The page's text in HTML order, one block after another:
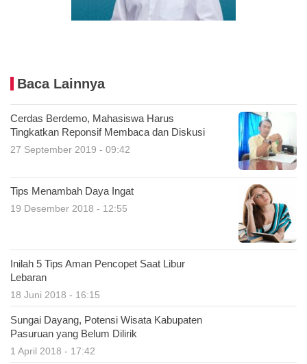
Baca Lainnya
Cerdas Berdemo, Mahasiswa Harus
Tingkatkan Reponsif Membaca dan Diskusi
27 September 2019 - 09:42
Tips Menambah Daya Ingat
19 Desember 2018 - 12:55
Inilah 5 Tips Aman Pencopet Saat Libur
Lebaran
18 Juni 2018 - 16:15
Sungai Dayang, Potensi Wisata Kabupaten
Pasuruan yang Belum Dilirik
1 April 2018 - 17:42